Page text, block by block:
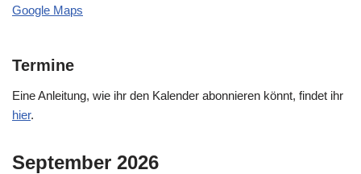
Google Maps
Termine
Eine Anleitung, wie ihr den Kalender abonnieren könnt, findet ihr
hier.
September 2026